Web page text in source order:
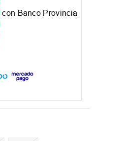
con Banco Provincia